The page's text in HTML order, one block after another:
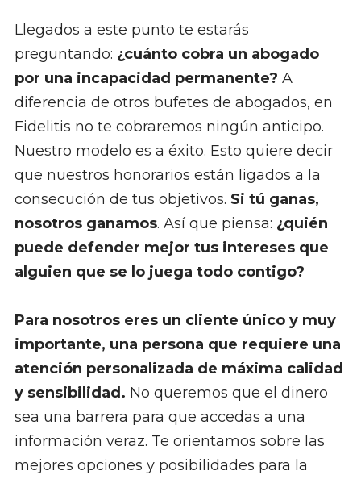
Llegados a este punto te estarás
preguntando: ¿cuánto cobra un abogado
por una incapacidad permanente? A
diferencia de otros bufetes de abogados, en
Fidelitis no te cobraremos ningún anticipo.
Nuestro modelo es a éxito. Esto quiere decir
que nuestros honorarios están ligados a la
consecución de tus objetivos. Si tú ganas,
nosotros ganamos. Así que piensa: ¿quién
puede defender mejor tus intereses que
alguien que se lo juega todo contigo?
Para nosotros eres un cliente único y muy
importante, una persona que requiere una
atención personalizada de máxima calidad
y sensibilidad. No queremos que el dinero
sea una barrera para que accedas a una
información veraz. Te orientamos sobre las
mejores opciones y posibilidades para la